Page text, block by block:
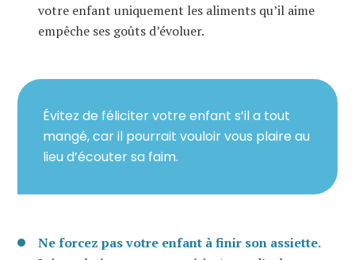
votre enfant uniquement les aliments qu’il aime
empêche ses goûts d’évoluer.
Évitez de féliciter votre enfant s’il a tout
mangé, car il pourrait vouloir vous plaire au
lieu d’écouter sa faim.
Ne forcez pas votre enfant à finir son assiette.